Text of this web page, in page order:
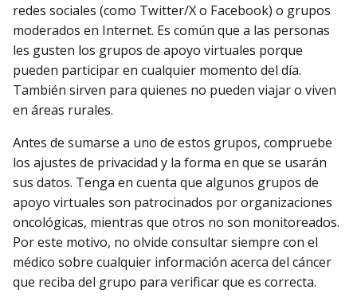
redes sociales (como Twitter/X o Facebook) o grupos
moderados en Internet. Es común que a las personas
les gusten los grupos de apoyo virtuales porque
pueden participar en cualquier momento del día.
También sirven para quienes no pueden viajar o viven
en áreas rurales.
Antes de sumarse a uno de estos grupos, compruebe
los ajustes de privacidad y la forma en que se usarán
sus datos. Tenga en cuenta que algunos grupos de
apoyo virtuales son patrocinados por organizaciones
oncológicas, mientras que otros no son monitoreados.
Por este motivo, no olvide consultar siempre con el
médico sobre cualquier información acerca del cáncer
que reciba del grupo para verificar que es correcta.